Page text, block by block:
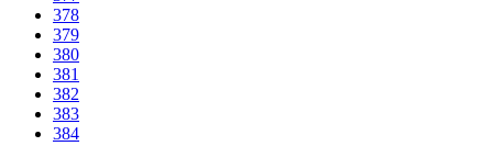
378
379
380
381
382
383
384